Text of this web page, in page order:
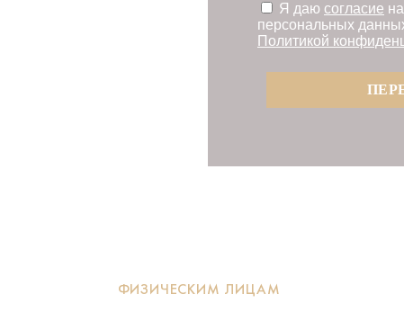
Я даю согласие
персональных
Политикой
ФИЗИЧЕСКИМ ЛИЦАМ